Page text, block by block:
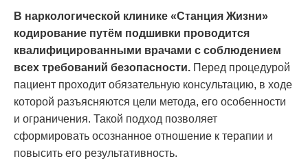
В наркологической клинике «Станция Жизни»
кодирование путём подшивки проводится
квалифицированными врачами с соблюдением
всех требований безопасности. Перед процедурой
пациент проходит обязательную консультацию, в ходе
которой разъясняются цели метода, его особенности
и ограничения. Такой подход позволяет
сформировать осознанное отношение к терапии и
повысить его результативность.